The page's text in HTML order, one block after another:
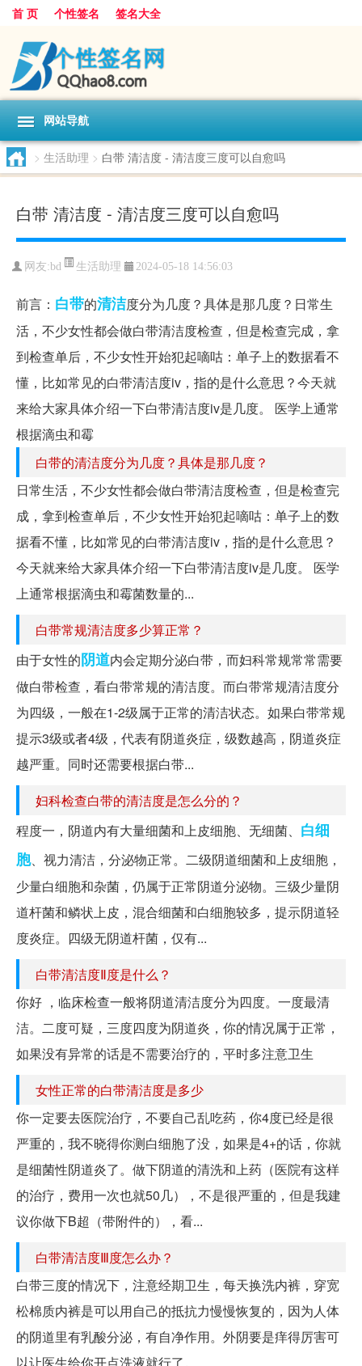
首 页 个性签名 签名大全
网站导航
> 生活助理 > 白带 清洁度 - 清洁度三度可以自愈吗
白带 清洁度 - 清洁度三度可以自愈吗
网友:bd 生活助理 2024-05-18 14:56:03
前言： 白带的清洁度分为几度？具体是那几度？日常生
活，不少女性都会做白带清洁度检查，但是检查完成，拿
到检查单后，不少女性开始犯起嘀咕：单子上的数据看不
懂，比如常见的白带清洁度iv，指的是什么意思？今天就
来给大家具体介绍一下白带清洁度iv是几度。 医学上通常
根据滴虫和霉
白带的清洁度分为几度？具体是那几度？
日常生活，不少女性都会做白带清洁度检查，但是检查完
成，拿到检查单后，不少女性开始犯起嘀咕：单子上的数
据看不懂，比如常见的白带清洁度iv，指的是什么意思？
今天就来给大家具体介绍一下白带清洁度iv是几度。 医学
上通常根据滴虫和霉菌数量的...
白带常规清洁度多少算正常？
由于女性的阴道内会定期分泌白带，而妇科常规常常需要
做白带检查，看白带常规的清洁度。而白带常规清洁度分
为四级，一般在1-2级属于正常的清洁状态。如果白带常规
提示3级或者4级，代表有阴道炎症，级数越高，阴道炎症
越严重。同时还需要根据白带...
妇科检查白带的清洁度是怎么分的？
程度一，阴道内有大量细菌和上皮细胞、无细菌、 白细
胞、视力清洁，分泌物正常。二级阴道细菌和上皮细胞，
少量白细胞和杂菌，仍属于正常阴道分泌物。三级少量阴
道杆菌和鳞状上皮，混合细菌和白细胞较多，提示阴道轻
度炎症。四级无阴道杆菌，仅有...
白带清洁度Ⅱ度是什么？
你好 ，临床检查一般将阴道清洁度分为四度。一度最清
洁。二度可疑，三度四度为阴道炎，你的情况属于正常，
如果没有异常的话是不需要治疗的，平时多注意卫生
女性正常的白带清洁度是多少
你一定要去医院治疗，不要自己乱吃药，你4度已经是很
严重的，我不晓得你测白细胞了没，如果是4+的话，你就
是细菌性阴道炎了。做下阴道的清洗和上药（医院有这样
的治疗，费用一次也就50几），不是很严重的，但是我建
议你做下B超（带附件的），看...
白带清洁度Ⅲ度怎么办？
白带三度的情况下，注意经期卫生，每天换洗内裤，穿宽
松棉质内裤是可以用自己的抵抗力慢慢恢复的，因为人体
的阴道里有乳酸分泌，有自净作用。外阴要是痒得厉害可